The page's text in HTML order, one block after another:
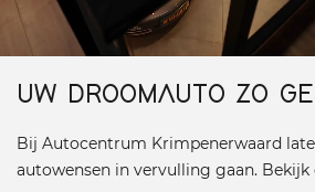
Contact
UW DROOMAUTO ZO
Bij Autocentrum Krimpenerwaard
autowensen in vervulling gaan. Bekijk